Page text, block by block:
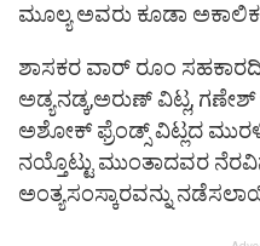
ಮೂಲ್ಯ ಅವರು ಕೂಡಾ ಅಕಾಲಿಕ
ಶಾಸಕರ ವಾರ್ ರೂಂ
ಅಡ್ಯನಡ್ಕ,ಅರುಣ್ ವಿಟ್ಲ,
ಅಶೋಕ್ ಫ್ರೆಂಡ್ಸ್ ವಿಟ್ಲದ
ನಯ್ತೊಟ್ಟು ಮುಂತಾದವರ
ಅಂತ್ಯಸಂಸ್ಕಾರವನ್ನು